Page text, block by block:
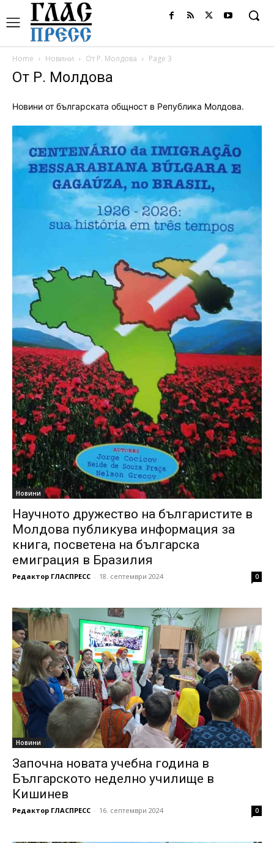
Home Новини От Р. Молдова Page 3
От Р. Молдова
Новини от българската общност в Република Молдова.
Новини
Научното дружество на българистите в
Молдова публикува информация за
книга, посветена на българска
емиграция в Бразилия
Редактор ГЛАСПРЕСС - 18. септември 2024 0
Новини
Започна новата учебна година в
Българското неделно училище в
Кишинев
Редактор ГЛАСПРЕСС - 16. септември 2024 0